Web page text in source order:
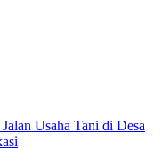
Usaha Tani di Desa